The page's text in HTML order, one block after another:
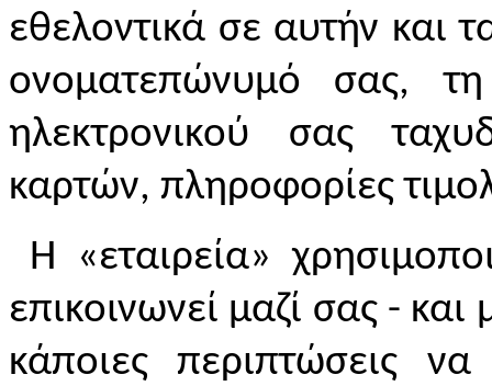
εθελοντικά σε αυτήν και
ονοματεπώνυμό σας,
ηλεκτρονικού σας
καρτών, πληροφορίες
Η «εταιρεία»
επικοινωνεί μαζί σας -
κάποιες περιπτώσεις